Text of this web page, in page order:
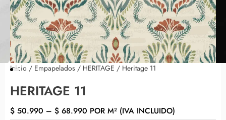
Inicio / Empapelados / HERITAGE / Heritage 11
HERITAGE 11
$ 50.990 – $ 68.990 POR M² (IVA INCLUIDO)